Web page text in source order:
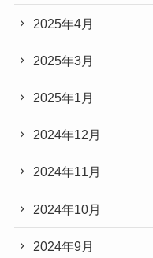
2025年4月
2025年3月
2025年1月
2024年12月
2024年11月
2024年10月
2024年9月